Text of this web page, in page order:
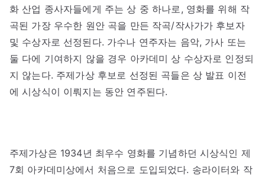
화 산업 종사자들에게 주는 상 중 하나로, 영화를 위해 작
곡된 가장 우수한 원안 곡을 만든 작곡/작사가가 후보자
및 수상자로 선정된다. 가수나 연주자는 음악, 가사 또는
둘 다에 기여하지 않을 경우 아카데미 상 수상자로 인정되
지 않는다. 주제가상 후보로 선정된 곡들은 상 발표 이전
에 시상식이 이뤄지는 동안 연주된다.
주제가상은 1934년 최우수 영화를 기념하던 시상식인 제
7회 아카데미상에서 처음으로 도입되었다. 송라이터와 작